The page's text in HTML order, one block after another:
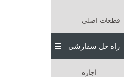
قطعات اصلی
راه حل سفارشی
اجاره